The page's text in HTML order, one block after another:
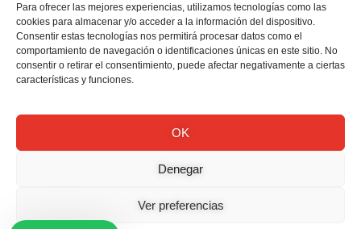
Para ofrecer las mejores experiencias, utilizamos tecnologías como las
cookies para almacenar y/o acceder a la información del dispositivo.
Consentir estas tecnologías nos permitirá procesar datos como el
comportamiento de navegación o identificaciones únicas en este sitio. No
consentir o retirar el consentimiento, puede afectar negativamente a ciertas
características y funciones.
OK
Denegar
Ver preferencias